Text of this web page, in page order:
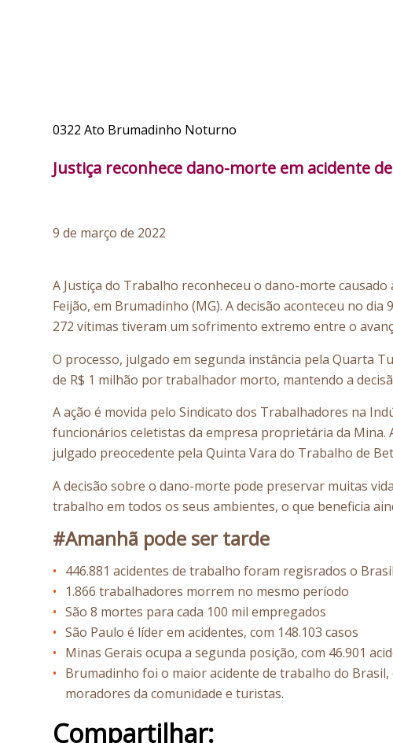
0322 Ato Brumadinho Noturno
Justiça reconhece dano-morte em acidente
9 de março de 2022
A Justiça do Trabalho reconheceu o dano-morte
Feijão, em Brumadinho (MG). A decisão aconteceu no
272 vítimas tiveram um sofrimento extremo entre o
O processo, julgado em segunda instância pela Quarta
de R$ 1 milhão por trabalhador morto, mantendo a
A ação é movida pelo Sindicato dos Trabalhadores na
funcionários celetistas da empresa proprietária da
julgado preocedente pela Quinta Vara do Trabalho de
A decisão sobre o dano-morte pode preservar muitas
trabalho em todos os seus ambientes, o que beneficia
#Amanhã pode ser tarde
446.881 acidentes de trabalho foram regisrados o
1.866 trabalhadores morrem no mesmo período
São 8 mortes para cada 100 mil empregados
São Paulo é líder em acidentes, com 148.103 casos
Minas Gerais ocupa a segunda posição, com 46.901
Brumadinho foi o maior acidente de trabalho do
moradores da comunidade e turistas.
Compartilhar: